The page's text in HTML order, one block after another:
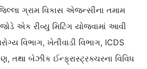
ગ્રામ વિકાસ એજન્સીના તમામ
એક રીવ્યુ મિટિંગ યોજવામાં આવી
વિભાગ, ખેતીવાડી વિભાગ, ICDS
તથા બેઝીક ઈન્ફ્રાસ્ટ્રક્ચરના વિવિધ